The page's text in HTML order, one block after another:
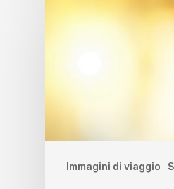
Immagini di viaggio